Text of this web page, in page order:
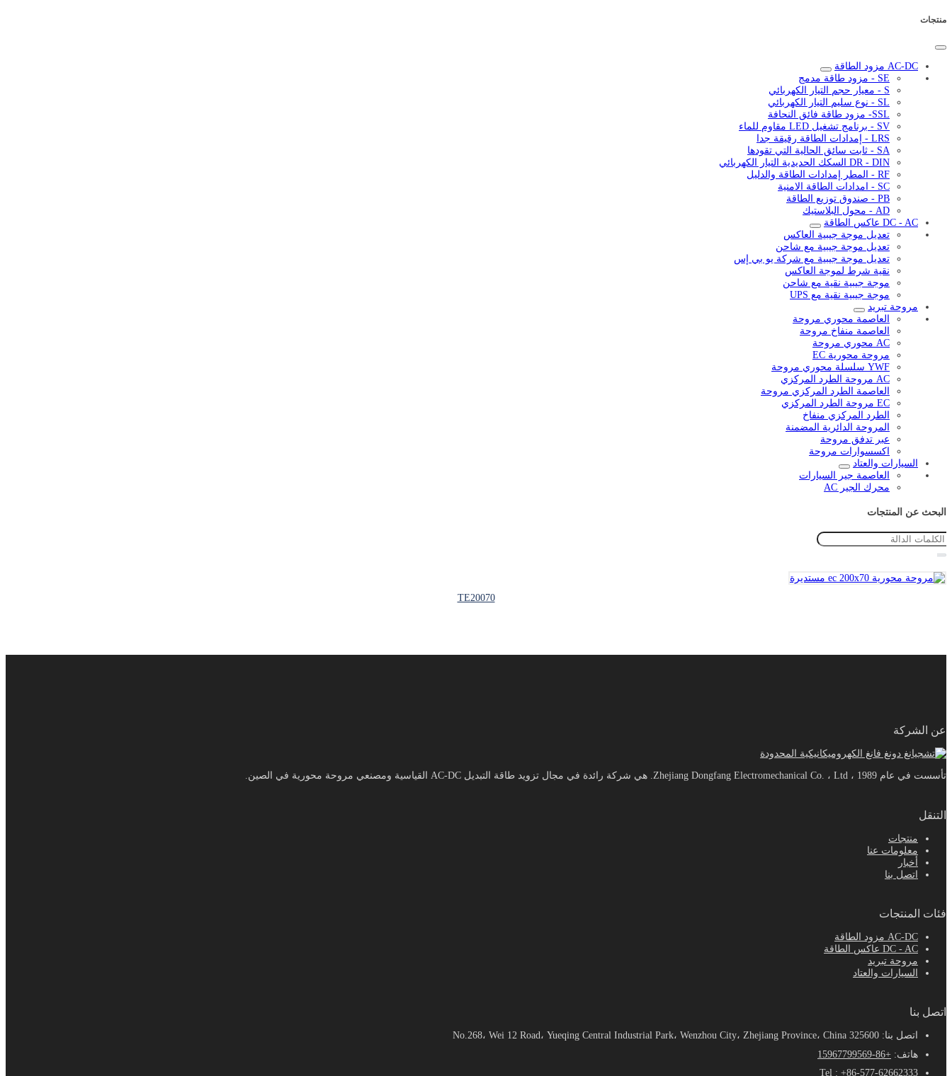
منتجات
AC-DC مزود الطاقة
SE - مزود طاقة مدمج
S - معيار حجم التيار الكهربائي
SL - نوع سليم التيار الكهربائي
SSL- مزود طاقة فائق النحافة
SV - برنامج تشغيل LED مقاوم للماء
LRS - إمدادات الطاقة رقيقة جدا
SA - ثابت سائق الحالية التي تقودها
DR - DIN السكك الحديدية التيار الكهربائي
RF - المطر إمدادات الطاقة والدليل
SC - امدادات الطاقة الامنية
PB - صندوق توزيع الطاقة
AD - محول البلاستيك
DC - AC عاكس الطاقة
تعديل موجة جيبية العاكس
تعديل موجة جيبية مع شاحن
تعديل موجة جيبية مع شركة يو بي إس
نقية شرط لموجة العاكس
موجة جيبية نقية مع شاحن
موجة جيبية نقية مع UPS
مروحة تبريد
العاصمة محوري مروحة
العاصمة منفاخ مروحة
AC محوري مروحة
مروحة محورية EC
YWF سلسلة محوري مروحة
AC مروحة الطرد المركزي
العاصمة الطرد المركزي مروحة
EC مروحة الطرد المركزي
الطرد المركزي منفاخ
المروحة الدائرية المضمنة
عبر تدفق مروحة
اكسسوارات مروحة
السيارات والعتاد
العاصمة جير السيارات
محرك الجير AC
البحث عن المنتجات
TE20070
عن الشركة
تأسست في عام 1989 ، Zhejiang Dongfang Electromechanical Co. ، Ltd. هي شركة رائدة في مجال تزويد طاقة التبديل AC-DC القياسية ومصنعي مروحة محورية في الصين.
التنقل
منتجات
معلومات عنا
أخبار
اتصل بنا
فئات المنتجات
AC-DC مزود الطاقة
DC - AC عاكس الطاقة
مروحة تبريد
السيارات والعتاد
اتصل بنا
اتصل بنا: No.268، Wei 12 Road، Yueqing Central Industrial Park، Wenzhou City، Zhejiang Province، China 325600
هاتف: +86-15967799569
Tel : +86-577-62662333